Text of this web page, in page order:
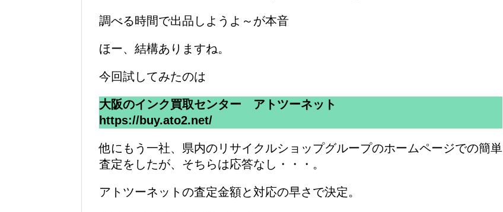
調べる時間で出品しようよ～が本音
ほー、結構ありますね。
今回試してみたのは
大阪のインク買取センター アトツーネット
https://buy.ato2.net/
他にもう一社、県内のリサイクルショップグループのホームページでの簡単
査定をしたが、そちらは応答なし・・・。
アトツーネットの査定金額と対応の早さで決定。